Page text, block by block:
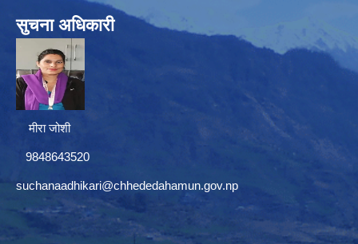
सुचना अधिकारी
मीरा जोशी
9848643520
suchanaadhikari@chhededahamun.gov.np